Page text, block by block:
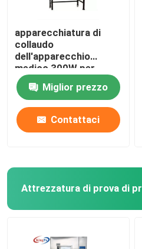
apparecchiatura di
collaudo
dell'apparecchio
medico 300W per
effetto di protezione
della particella
Miglior prezzo
Contattaci